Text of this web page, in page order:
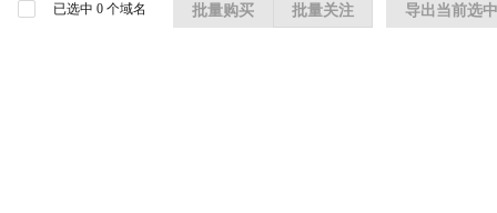
已选中 0 个域名 批量购买 批量关注 导出当前选中